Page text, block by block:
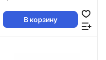
В корзину